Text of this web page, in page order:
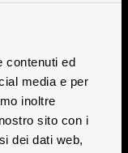
contenuti ed
media e per
inoltre
sito con i
dei dati web,